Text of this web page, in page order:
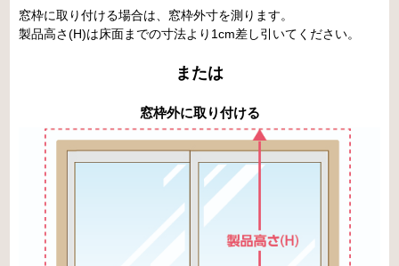
窓枠に取り付ける場合は、窓枠外寸を測ります。
製品高さ(H)は床面までの寸法より1cm差し引いてください。
または
窓枠外に取り付ける